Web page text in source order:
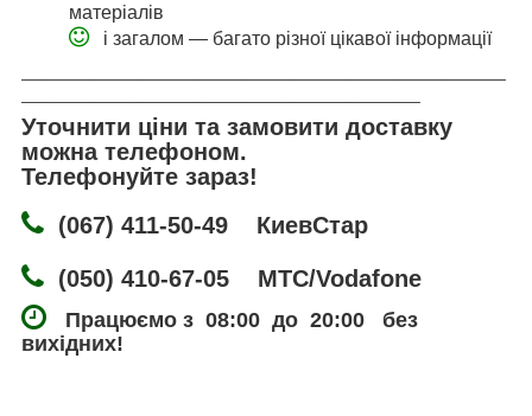
матеріалів
і загалом — багато різної цікавої інформації
Уточнити ціни та замовити доставку
можна телефоном.
Телефонуйте зараз!
(067) 411-50-49 КиевСтар
(050) 410-67-05 МТС/Vodafone
Працюємо з 08:00 до 20:00 без
вихідних!